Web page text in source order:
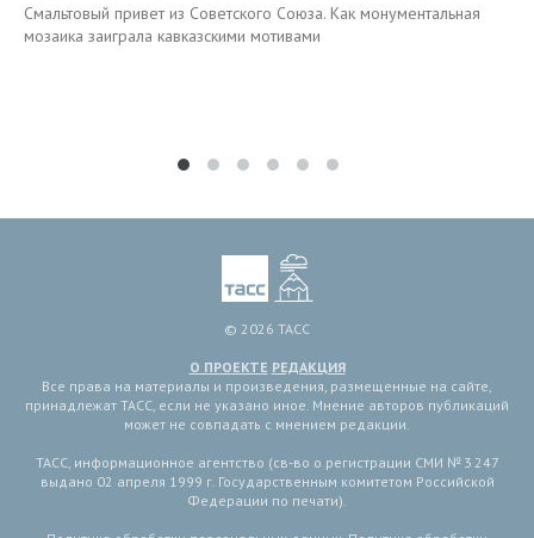
Смальтовый привет из Советского Союза. Как монументальная
мозаика заиграла кавказскими мотивами
© 2026 ТАСС
О ПРОЕКТЕ РЕДАКЦИЯ
Все права на материалы и произведения, размещенные на сайте,
принадлежат ТАСС, если не указано иное. Мнение авторов публикаций
может не совпадать с мнением редакции.
ТАСС, информационное агентство (св-во о регистрации СМИ № 3 247
выдано 02 апреля 1999 г. Государственным комитетом Российской
Федерации по печати).